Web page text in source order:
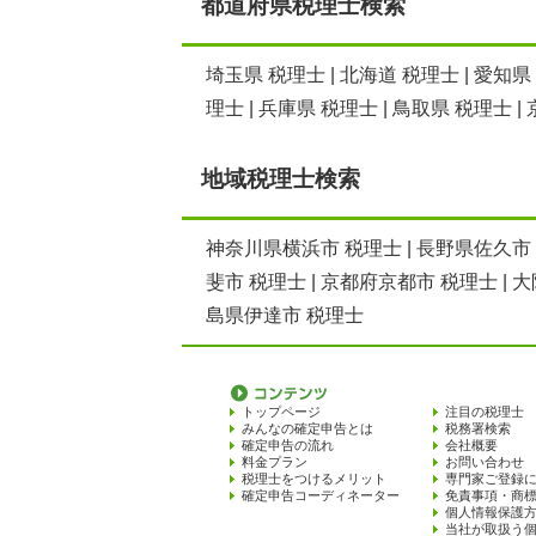
都道府県税理士検索
埼玉県 税理士 北海道 税理士
愛知県
理士
兵庫県 税理士 鳥取県 税理士
地域税理士検索
神奈川県横浜市 税理士
長野県佐久市
斐市 税理士
京都府京都市 税理士
大
島県伊達市 税理士
トップページ
みんなの確定申告とは
確定申告の流れ
料金プラン
税理士をつけるメリット
確定申告コーディネーター
注目の税理士
税務署検索
会社概要
お問い合わせ
専門家ご登録
免責事項・商
個人情報保護
当社が取扱う